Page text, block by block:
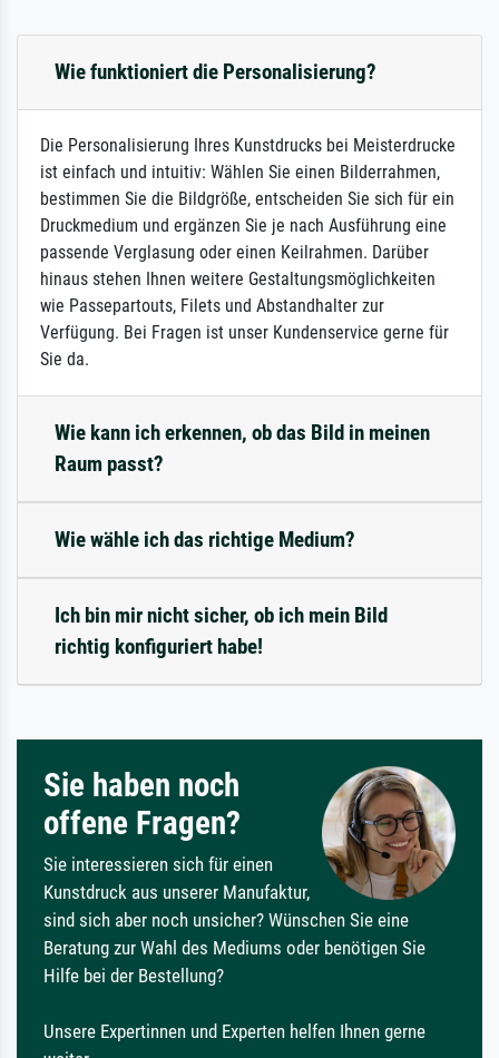
Wie funktioniert die Personalisierung?
Die Personalisierung Ihres Kunstdrucks bei Meisterdrucke
ist einfach und intuitiv: Wählen Sie einen Bilderrahmen,
bestimmen Sie die Bildgröße, entscheiden Sie sich für ein
Druckmedium und ergänzen Sie je nach Ausführung eine
passende Verglasung oder einen Keilrahmen. Darüber
hinaus stehen Ihnen weitere Gestaltungsmöglichkeiten
wie Passepartouts, Filets und Abstandhalter zur
Verfügung. Bei Fragen ist unser Kundenservice gerne für
Sie da.
Wie kann ich erkennen, ob das Bild in meinen
Raum passt?
Wie wähle ich das richtige Medium?
Ich bin mir nicht sicher, ob ich mein Bild
richtig konfiguriert habe!
Sie haben noch
offene Fragen?
Sie interessieren sich für einen
Kunstdruck aus unserer Manufaktur,
sind sich aber noch unsicher? Wünschen Sie eine
Beratung zur Wahl des Mediums oder benötigen Sie
Hilfe bei der Bestellung?
Unsere Expertinnen und Experten helfen Ihnen gerne